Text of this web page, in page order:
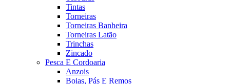
Tintas
Torneiras
Torneiras Banheira
Torneiras Latão
Trinchas
Zincado
Pesca E Cordoaria
Anzois
Boias, Pás E Remos